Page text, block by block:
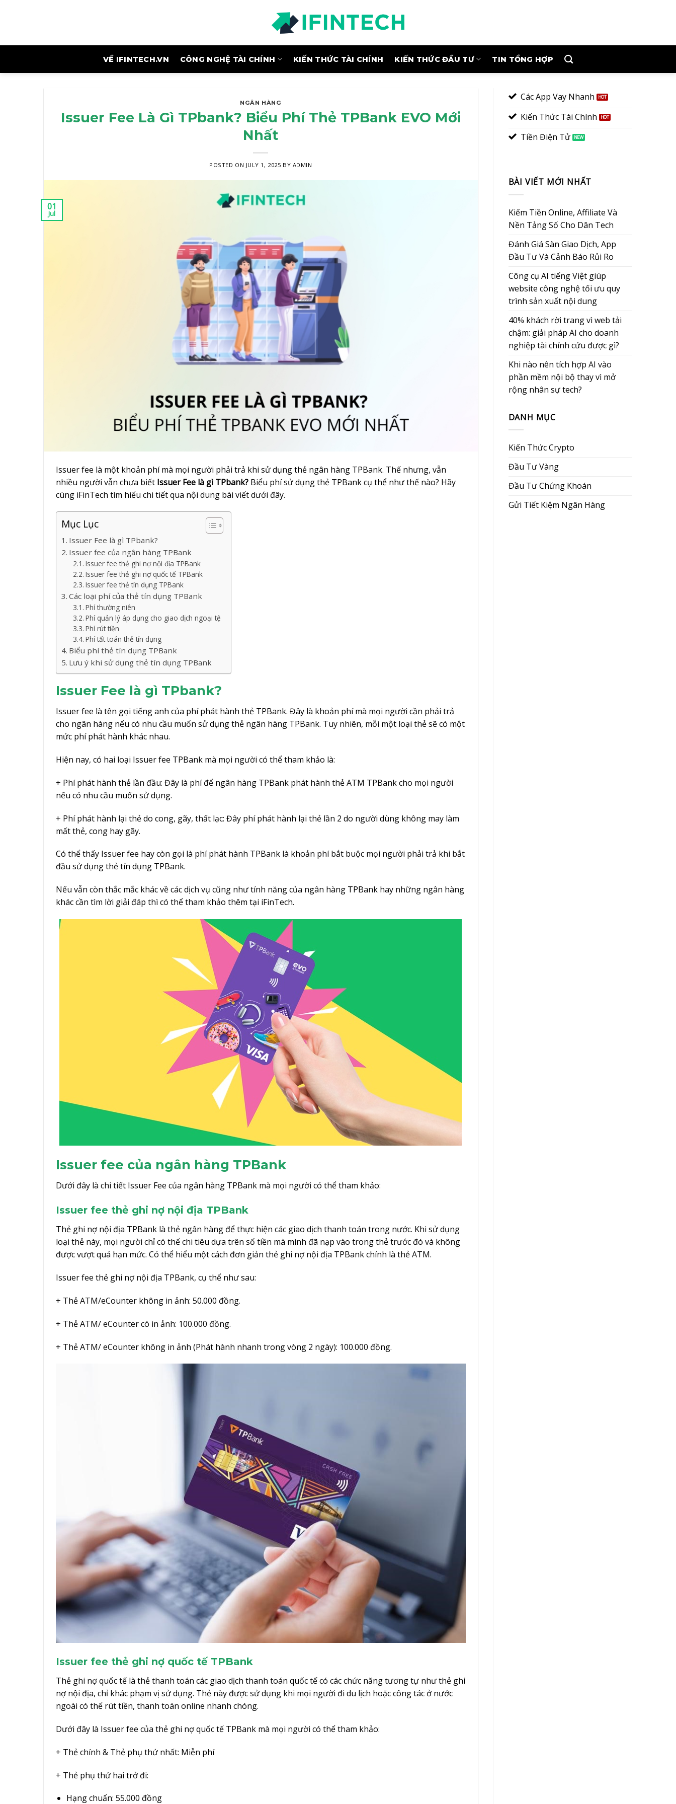
VỀ IFINTECH.VN CÔNG NGHỆ TÀI CHÍNH KIẾN THỨC TÀI CHÍNH KIẾN THỨC ĐẦU TƯ TIN TỔNG HỢP
NGÂN HÀNG
Issuer Fee Là Gì TPbank? Biểu Phí Thẻ TPBank EVO Mới
Nhất
POSTED ON JULY 1, 2025 BY ADMIN
01
Jul
Issuer fee là một khoản phí mà mọi người phải trả khi sử dụng thẻ ngân hàng TPBank. Thế nhưng, vẫn
nhiều người vẫn chưa biết Issuer Fee là gì TPbank? Biểu phí sử dụng thẻ TPBank cụ thể như thế nào? Hãy
cùng iFinTech tìm hiểu chi tiết qua nội dung bài viết dưới đây.
Mục Lục
Issuer Fee là gì TPbank?
Issuer fee của ngân hàng TPBank
Issuer fee thẻ ghi nợ nội địa TPBank
Issuer fee thẻ ghi nợ quốc tế TPBank
Issuer fee thẻ tín dụng TPBank
Các loại phí của thẻ tín dụng TPBank
Phí thường niên
Phí quản lý áp dụng cho giao dịch ngoại tệ
Phí rút tiền
Phí tất toán thẻ tín dụng
Biểu phí thẻ tín dụng TPBank
Lưu ý khi sử dụng thẻ tín dụng TPBank
Issuer Fee là gì TPbank?
Issuer fee là tên gọi tiếng anh của phí phát hành thẻ TPBank. Đây là khoản phí mà mọi người cần phải trả
cho ngân hàng nếu có nhu cầu muốn sử dụng thẻ ngân hàng TPBank. Tuy nhiên, mỗi một loại thẻ sẽ có một
mức phí phát hành khác nhau.
Hiện nay, có hai loại Issuer fee TPBank mà mọi người có thể tham khảo là:
+ Phí phát hành thẻ lần đầu: Đây là phí để ngân hàng TPBank phát hành thẻ ATM TPBank cho mọi người
nếu có nhu cầu muốn sử dụng.
+ Phí phát hành lại thẻ do cong, gãy, thất lạc: Đây phí phát hành lại thẻ lần 2 do người dùng không may làm
mất thẻ, cong hay gãy.
Có thể thấy Issuer fee hay còn gọi là phí phát hành TPBank là khoản phí bắt buộc mọi người phải trả khi bắt
đầu sử dụng thẻ tín dụng TPBank.
Nếu vẫn còn thắc mắc khác về các dịch vụ cũng như tính năng của ngân hàng TPBank hay những ngân hàng
khác cần tìm lời giải đáp thì có thể tham khảo thêm tại iFinTech.
Issuer fee của ngân hàng TPBank
Dưới đây là chi tiết Issuer Fee của ngân hàng TPBank mà mọi người có thể tham khảo:
Issuer fee thẻ ghi nợ nội địa TPBank
Thẻ ghi nợ nội địa TPBank là thẻ ngân hàng để thực hiện các giao dịch thanh toán trong nước. Khi sử dụng
loại thẻ này, mọi người chỉ có thể chi tiêu dựa trên số tiền mà mình đã nạp vào trong thẻ trước đó và không
được vượt quá hạn mức. Có thể hiểu một cách đơn giản thẻ ghi nợ nội địa TPBank chính là thẻ ATM.
Issuer fee thẻ ghi nợ nội địa TPBank, cụ thể như sau:
+ Thẻ ATM/eCounter không in ảnh: 50.000 đồng.
+ Thẻ ATM/ eCounter có in ảnh: 100.000 đồng.
+ Thẻ ATM/ eCounter không in ảnh (Phát hành nhanh trong vòng 2 ngày): 100.000 đồng.
Issuer fee thẻ ghi nợ quốc tế TPBank
Thẻ ghi nợ quốc tế là thẻ thanh toán các giao dịch thanh toán quốc tế có các chức năng tương tự như thẻ ghi
nợ nội địa, chỉ khác phạm vị sử dụng. Thẻ này được sử dụng khi mọi người đi du lịch hoặc công tác ở nước
ngoài có thể rút tiền, thanh toán online nhanh chóng.
Dưới đây là Issuer fee của thẻ ghi nợ quốc tế TPBank mà mọi người có thể tham khảo:
+ Thẻ chính & Thẻ phụ thứ nhất: Miễn phí
+ Thẻ phụ thứ hai trở đi:
Hạng chuẩn: 55.000 đồng
Các App Vay Nhanh
Kiến Thức Tài Chính
Tiền Điện Tử
BÀI VIẾT MỚI NHẤT
Kiếm Tiền Online, Affiliate Và
Nền Tảng Số Cho Dân Tech
Đánh Giá Sàn Giao Dịch, App
Đầu Tư Và Cảnh Báo Rủi Ro
Công cụ AI tiếng Việt giúp
website công nghệ tối ưu quy
trình sản xuất nội dung
40% khách rời trang vì web tải
chậm: giải pháp AI cho doanh
nghiệp tài chính cứu được gì?
Khi nào nên tích hợp AI vào
phần mềm nội bộ thay vì mở
rộng nhân sự tech?
DANH MỤC
Kiến Thức Crypto
Đầu Tư Vàng
Đầu Tư Chứng Khoán
Gửi Tiết Kiệm Ngân Hàng